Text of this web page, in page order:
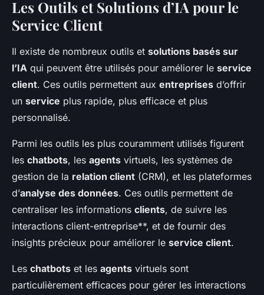
Les Outils et Solutions d’IA pour le
Service Client
Il existe de nombreux outils et solutions basés sur
l’IA qui peuvent être utilisés pour améliorer le service
client. Ces outils permettent aux entreprises d’offrir
un service plus rapide, plus efficace et plus
personnalisé.
Parmi les outils les plus couramment utilisés figurent
les chatbots, les agents virtuels, les systèmes de
gestion de la relation client (CRM), et les plateformes
d’analyse des données. Ces outils permettent de
centraliser les informations clients, de suivre les
interactions client-entreprise**, et de fournir des
insights précieux pour améliorer le service client.
Les chatbots et les agents virtuels sont
particulièrement efficaces pour gérer les interactions